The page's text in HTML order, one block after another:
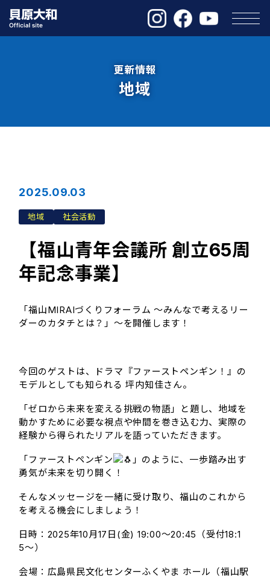
更新情報
地域
2025.09.03
地域 社会活動
【福山青年会議所 創立65周
年記念事業】
「福山MIRAIづくりフォーラム ～みんなで考えるリー
ダーのカタチとは？」～を開催します！
今回のゲストは、ドラマ『ファーストペンギン！』の
モデルとしても知られる 坪内知佳さん。
「ゼロから未来を変える挑戦の物語」と題し、地域を
動かすために必要な視点や仲間を巻き込む力、実際の
経験から得られたリアルを語っていただきます。
「ファーストペンギン
」のように、一歩踏み出す
勇気が未来を切り開く！
そんなメッセージを一緒に受け取り、福山のこれから
を考える機会にしましょう！
日時：2025年10月17日(金) 19:00〜20:45（受付18:1
5〜）
会場：広島県民文化センターふくやま ホール（福山駅